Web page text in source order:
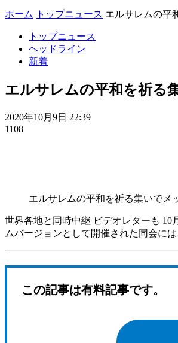
ホーム トップニュース エルサレムの平
トップニュース
ヘッドライン
新着
エルサレムの平和を祈る
2020年10月9日 22:39
1108
エルサレムの平和を祈る集いでメ
世界各地と同時中継 ビデオレターも
ムバージョンとして開催された同会に
この記事は有料記事です。